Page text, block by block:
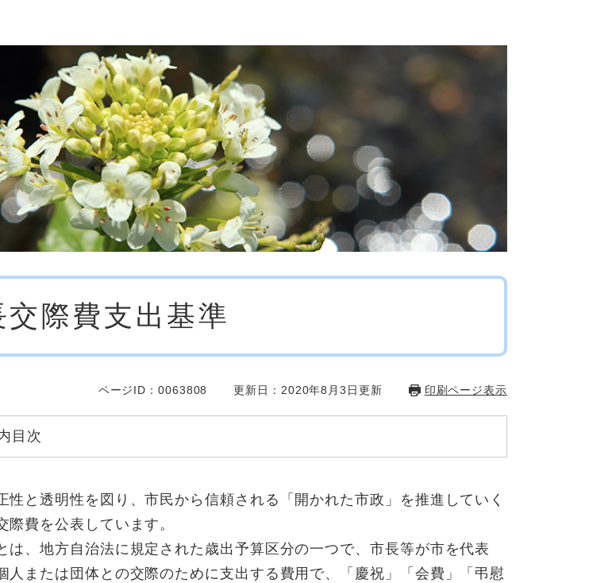
交際費支出基準
ページID：0063808 更新日：2020年8月3日更新 印刷ページ表示
目次
性と透明性を図り、市民から信頼される「開かれた市政」を推進していく
際費を公表しています。
は、地方自治法に規定された歳出予算区分の一つで、市長等が市を代表
人または団体との交際のために支出する費用で、「慶祝」「会費」「弔慰